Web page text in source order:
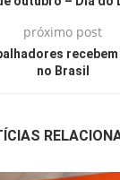
próximo post
no Brasil